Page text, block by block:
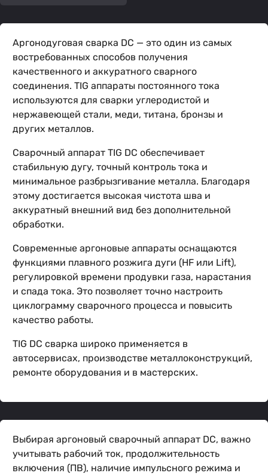
Аргонодуговая сварка DC — это один из самых
востребованных способов получения
качественного и аккуратного сварного
соединения. TIG аппараты постоянного тока
используются для сварки углеродистой и
нержавеющей стали, меди, титана, бронзы и
других металлов.
Сварочный аппарат TIG DC обеспечивает
стабильную дугу, точный контроль тока и
минимальное разбрызгивание металла. Благодаря
этому достигается высокая чистота шва и
аккуратный внешний вид без дополнительной
обработки.
Современные аргоновые аппараты оснащаются
функциями плавного розжига дуги (HF или Lift),
регулировкой времени продувки газа, нарастания
и спада тока. Это позволяет точно настроить
циклограмму сварочного процесса и повысить
качество работы.
TIG DC сварка широко применяется в
автосервисах, производстве металлоконструкций,
ремонте оборудования и в мастерских.
Выбирая аргоновый сварочный аппарат DC, важно
учитывать рабочий ток, продолжительность
включения (ПВ), наличие импульсного режима и